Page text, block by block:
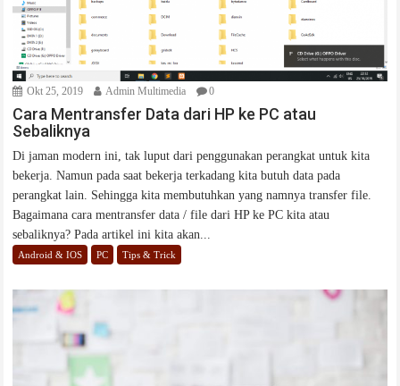
Okt 25, 2019 Admin Multimedia 0
Cara Mentransfer Data dari HP ke PC atau
Sebaliknya
Di jaman modern ini, tak luput dari penggunakan perangkat untuk kita
bekerja. Namun pada saat bekerja terkadang kita butuh data pada
perangkat lain. Sehingga kita membutuhkan yang namnya transfer file.
Bagaimana cara mentransfer data / file dari HP ke PC kita atau
sebaliknya? Pada artikel ini kita akan...
Android & IOS PC Tips & Trick